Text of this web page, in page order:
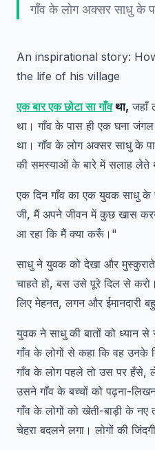
गाँव के लोग अक्सर साधु
An inspirational story:
the life of his village
एक बार एक छोटा सा गाँवथा, जहाँ
था। गाँव के पास ही एक घना
था। गाँव के लोग अक्सर साधु के
की समस्याओं के बारे में सलाह लेते
एक दिन गाँव का एक युवक साधु
जी, मैं अपने जीवन में कुछ खास
आ रहा कि मैं क्या करूँ।"
साधु ने युवक को देखा और
चाहते हो, बस उसे पूरे दिल से
लिए मेहनत, लगन और ईमानदारी
युवक ने साधु की बातों को ध्यान
गाँव के लोगों से कहा कि वह उनके
गाँव के लोग पहले तो उस पर हँसे,
उसने गाँव के बच्चों को पढ़ना-
गाँव के लोगों को खेती-बाड़ी के नए
चेहरा बदलने लगा। लोगों की